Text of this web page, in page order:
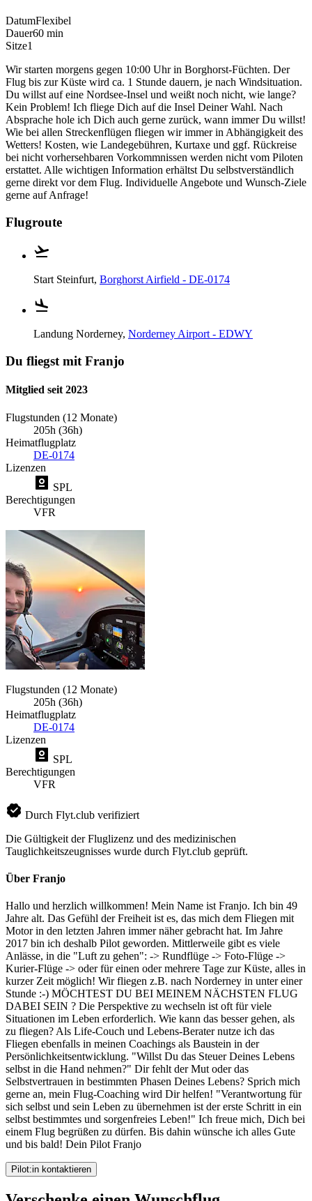
DatumFlexibel
Dauer60 min
Sitze1
Wir starten morgens gegen 10:00 Uhr in Borghorst-Füchten. Der
Flug bis zur Küste wird ca. 1 Stunde dauern, je nach Windsituation.
Du willst auf eine Nordsee-Insel und weißt noch nicht, wie lange?
Kein Problem! Ich fliege Dich auf die Insel Deiner Wahl. Nach
Absprache hole ich Dich auch gerne zurück, wann immer Du willst!
Wie bei allen Streckenflügen fliegen wir immer in Abhängigkeit des
Wetters! Kosten, wie Landegebühren, Kurtaxe und ggf. Rückreise
bei nicht vorhersehbaren Vorkommnissen werden nicht vom Piloten
erstattet. Alle wichtigen Information erhältst Du selbstverständlich
gerne direkt vor dem Flug. Individuelle Angebote und Wunsch-Ziele
gerne auf Anfrage!
Flugroute
Start Steinfurt, Borghorst Airfield - DE-0174
Landung Norderney, Norderney Airport - EDWY
Du fliegst mit Franjo
Mitglied seit 2023
Flugstunden (12 Monate)
205h (36h)
Heimatflugplatz
DE-0174
Lizenzen
SPL
Berechtigungen
VFR
Flugstunden (12 Monate)
205h (36h)
Heimatflugplatz
DE-0174
Lizenzen
SPL
Berechtigungen
VFR
Durch Flyt.club verifiziert
Die Gültigkeit der Fluglizenz und des medizinischen
Tauglichkeitszeugnisses wurde durch Flyt.club geprüft.
Über Franjo
Hallo und herzlich willkommen! Mein Name ist Franjo. Ich bin 49
Jahre alt. Das Gefühl der Freiheit ist es, das mich dem Fliegen mit
Motor in den letzten Jahren immer näher gebracht hat. Im Jahre
2017 bin ich deshalb Pilot geworden. Mittlerweile gibt es viele
Anlässe, in die "Luft zu gehen": -> Rundflüge -> Foto-Flüge ->
Kurier-Flüge -> oder für einen oder mehrere Tage zur Küste, alles in
kurzer Zeit möglich! Wir fliegen z.B. nach Norderney in unter einer
Stunde :-) MÖCHTEST DU BEI MEINEM NÄCHSTEN FLUG
DABEI SEIN ? Die Perspektive zu wechseln ist oft für viele
Situationen im Leben erforderlich. Wie kann das besser gehen, als
zu fliegen? Als Life-Couch und Lebens-Berater nutze ich das
Fliegen ebenfalls in meinen Coachings als Baustein in der
Persönlichkeitsentwicklung. "Willst Du das Steuer Deines Lebens
selbst in die Hand nehmen?" Dir fehlt der Mut oder das
Selbstvertrauen in bestimmten Phasen Deines Lebens? Sprich mich
gerne an, mein Flug-Coaching wird Dir helfen! "Verantwortung für
sich selbst und sein Leben zu übernehmen ist der erste Schritt in ein
selbst bestimmtes und sorgenfreies Leben!" Ich freue mich, Dich bei
einem Flug begrüßen zu dürfen. Bis dahin wünsche ich alles Gute
und bis bald! Dein Pilot Franjo
Pilot:in kontaktieren